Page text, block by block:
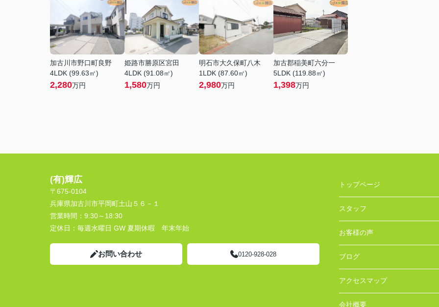
加古川市野口町良野
4LDK (99.63㎡)
2,280万円
姫路市勝原区宮田
4LDK (91.08㎡)
1,580万円
明石市大久保町八木
1LDK (87.60㎡)
2,980万円
加古郡稲美町六分一
5LDK (119.88㎡)
1,398万円
(有)輝広
〒675-0104
兵庫県加古川市平岡町土山５６－１
営業時間： 9:30～18:30
定休日： 毎週水曜日 GW 夏期休暇 年末年始
お問い合わせ 0120-928-028
トップページ
スタッフ
お客様の声
ブログ
アクセスマップ
会社概要